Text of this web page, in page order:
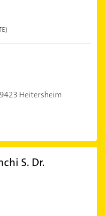
Heitersheim
S. Dr.